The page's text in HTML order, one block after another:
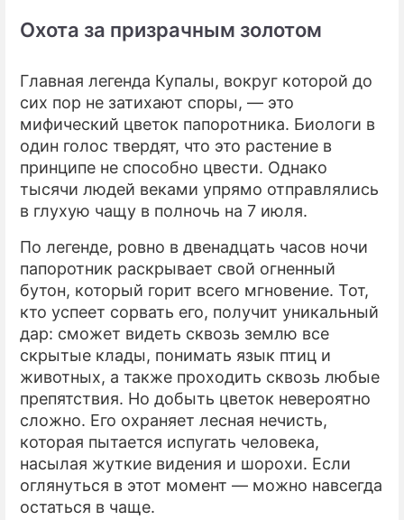
Охота за призрачным золотом
Главная легенда Купалы, вокруг которой до
сих пор не затихают споры, — это
мифический цветок папоротника. Биологи в
один голос твердят, что это растение в
принципе не способно цвести. Однако
тысячи людей веками упрямо отправлялись
в глухую чащу в полночь на 7 июля.
По легенде, ровно в двенадцать часов ночи
папоротник раскрывает свой огненный
бутон, который горит всего мгновение. Тот,
кто успеет сорвать его, получит уникальный
дар: сможет видеть сквозь землю все
скрытые клады, понимать язык птиц и
животных, а также проходить сквозь любые
препятствия. Но добыть цветок невероятно
сложно. Его охраняет лесная нечисть,
которая пытается испугать человека,
насылая жуткие видения и шорохи. Если
оглянуться в этот момент — можно навсегда
остаться в чаще.